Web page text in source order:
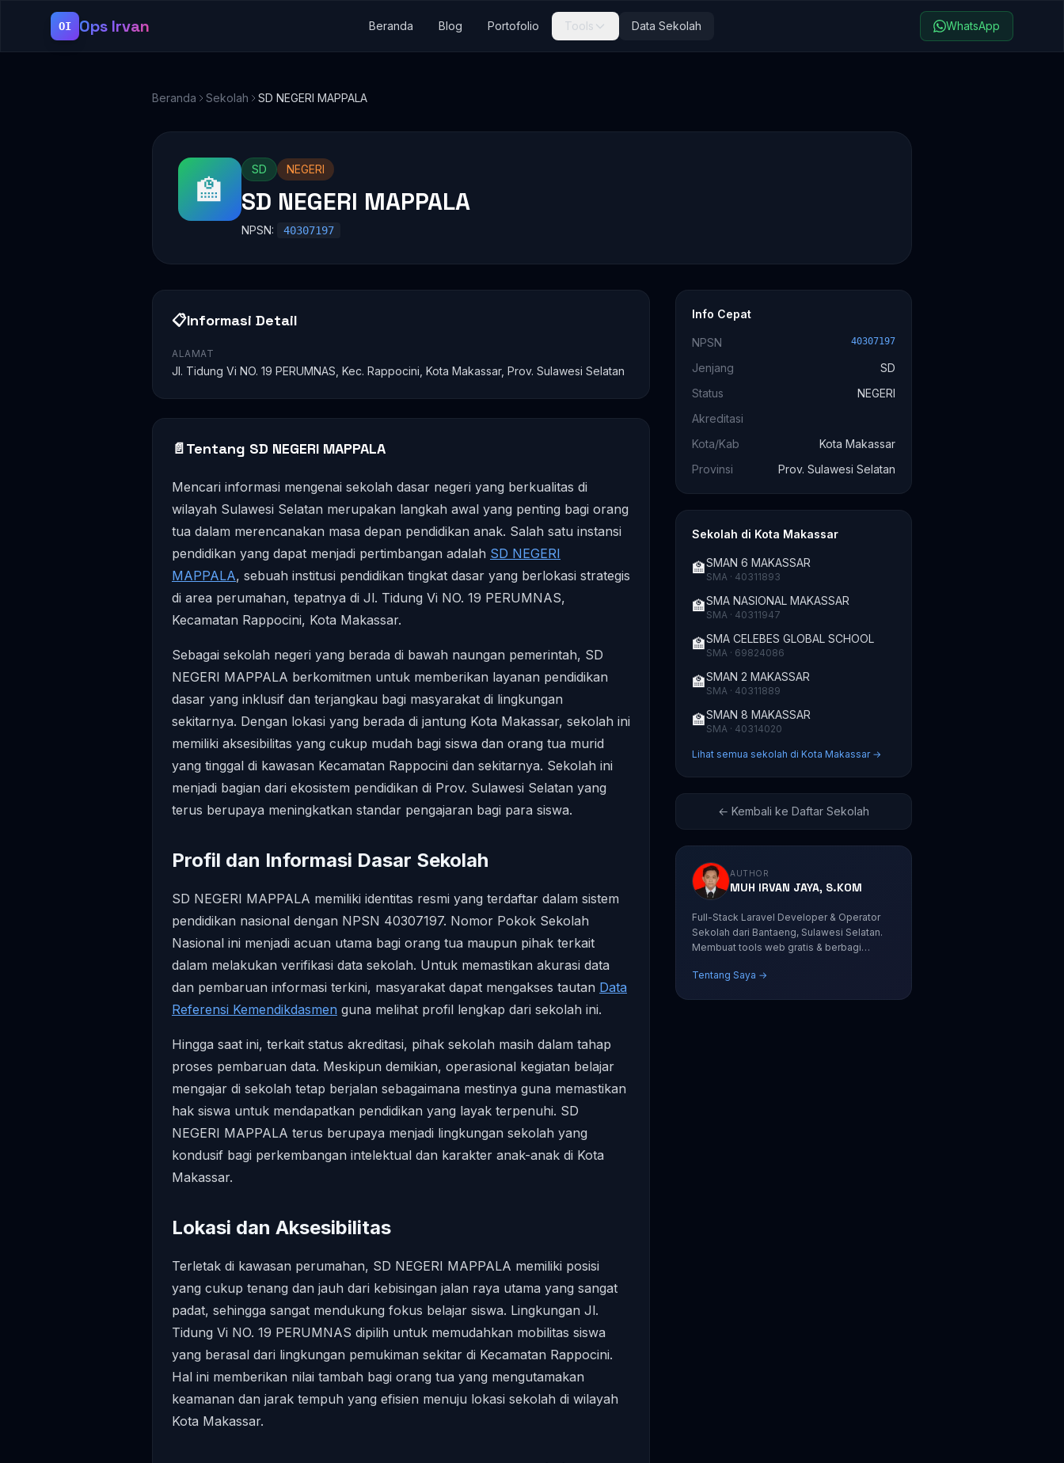
OI Ops Irvan Beranda Blog Portofolio Tools Data Sekolah WhatsApp
Beranda Sekolah SD NEGERI MAPPALA
🏫
SD NEGERI
SD NEGERI MAPPALA
NPSN: 40307197
📋Informasi Detail
ALAMAT
Jl. Tidung Vi NO. 19 PERUMNAS, Kec. Rappocini, Kota Makassar, Prov. Sulawesi Selatan
📄Tentang SD NEGERI MAPPALA
Mencari informasi mengenai sekolah dasar negeri yang berkualitas di
wilayah Sulawesi Selatan merupakan langkah awal yang penting bagi orang
tua dalam merencanakan masa depan pendidikan anak. Salah satu instansi
pendidikan yang dapat menjadi pertimbangan adalah SD NEGERI
MAPPALA, sebuah institusi pendidikan tingkat dasar yang berlokasi strategis
di area perumahan, tepatnya di Jl. Tidung Vi NO. 19 PERUMNAS,
Kecamatan Rappocini, Kota Makassar.
Sebagai sekolah negeri yang berada di bawah naungan pemerintah, SD
NEGERI MAPPALA berkomitmen untuk memberikan layanan pendidikan
dasar yang inklusif dan terjangkau bagi masyarakat di lingkungan
sekitarnya. Dengan lokasi yang berada di jantung Kota Makassar, sekolah ini
memiliki aksesibilitas yang cukup mudah bagi siswa dan orang tua murid
yang tinggal di kawasan Kecamatan Rappocini dan sekitarnya. Sekolah ini
menjadi bagian dari ekosistem pendidikan di Prov. Sulawesi Selatan yang
terus berupaya meningkatkan standar pengajaran bagi para siswa.
Profil dan Informasi Dasar Sekolah
SD NEGERI MAPPALA memiliki identitas resmi yang terdaftar dalam sistem
pendidikan nasional dengan NPSN 40307197. Nomor Pokok Sekolah
Nasional ini menjadi acuan utama bagi orang tua maupun pihak terkait
dalam melakukan verifikasi data sekolah. Untuk memastikan akurasi data
dan pembaruan informasi terkini, masyarakat dapat mengakses tautan Data
Referensi Kemendikdasmen guna melihat profil lengkap dari sekolah ini.
Hingga saat ini, terkait status akreditasi, pihak sekolah masih dalam tahap
proses pembaruan data. Meskipun demikian, operasional kegiatan belajar
mengajar di sekolah tetap berjalan sebagaimana mestinya guna memastikan
hak siswa untuk mendapatkan pendidikan yang layak terpenuhi. SD
NEGERI MAPPALA terus berupaya menjadi lingkungan sekolah yang
kondusif bagi perkembangan intelektual dan karakter anak-anak di Kota
Makassar.
Lokasi dan Aksesibilitas
Terletak di kawasan perumahan, SD NEGERI MAPPALA memiliki posisi
yang cukup tenang dan jauh dari kebisingan jalan raya utama yang sangat
padat, sehingga sangat mendukung fokus belajar siswa. Lingkungan Jl.
Tidung Vi NO. 19 PERUMNAS dipilih untuk memudahkan mobilitas siswa
yang berasal dari lingkungan pemukiman sekitar di Kecamatan Rappocini.
Hal ini memberikan nilai tambah bagi orang tua yang mengutamakan
keamanan dan jarak tempuh yang efisien menuju lokasi sekolah di wilayah
Kota Makassar.
Info Cepat
NPSN 40307197
Jenjang
SD
Status
NEGERI
Akreditasi
Kota/Kab
Kota Makassar
Provinsi
Prov. Sulawesi Selatan
Sekolah di Kota Makassar
🏫SMAN 6 MAKASSAR
SMA · 40311893
🏫SMA NASIONAL MAKASSAR
SMA · 40311947
🏫SMA CELEBES GLOBAL SCHOOL
SMA · 69824086
🏫SMAN 2 MAKASSAR
SMA · 40311889
🏫SMAN 8 MAKASSAR
SMA · 40314020
Lihat semua sekolah di Kota Makassar →
← Kembali ke Daftar Sekolah
AUTHOR
MUH IRVAN JAYA, S.KOM
Full-Stack Laravel Developer & Operator
Sekolah dari Bantaeng, Sulawesi Selatan.
Membuat tools web gratis & berbagi
Tentang Saya →